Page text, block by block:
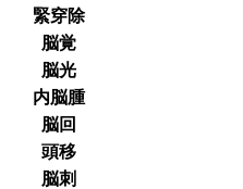
緊穿除
脳覚
脳光
内脳腫
脳回
頭移
脳刺